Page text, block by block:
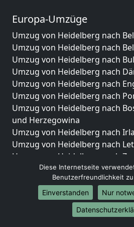
Europa-Umzüge
Umzug von Heidelberg nach
Umzug von Heidelberg nach
Umzug von Heidelberg nach
Umzug von Heidelberg nach
Umzug von Heidelberg nach
Umzug von Heidelberg nach
Umzug von Heidelberg nach
und Herzegowina
Umzug von Heidelberg nach
Umzug von Heidelberg nach
Umzug von Heidelberg nach
Umzug von Heidelberg nach
Umzug von Heidelberg nach
Umzug von Heidelberg nach
Umzug von Heidelberg nach
Umzug von Heidelberg nach
Diese Internetseite
Benutzerfreundlichkeit
Einverstanden
Nur